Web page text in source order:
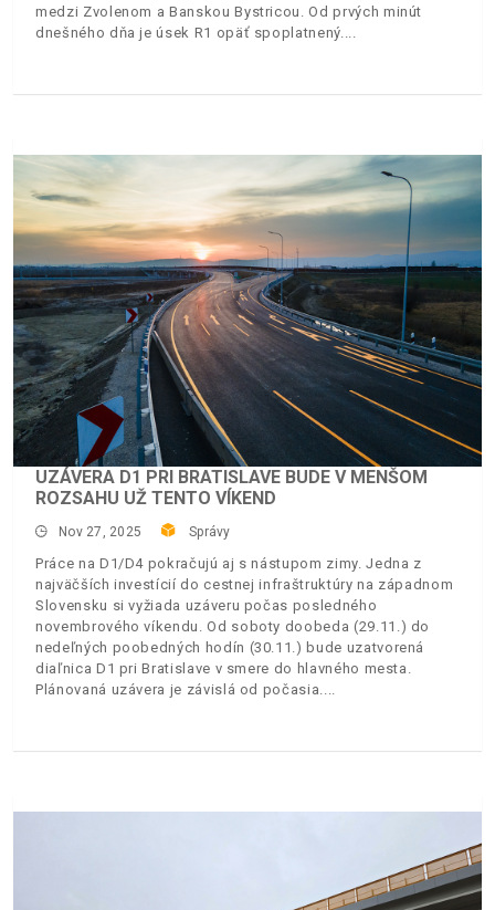
medzi Zvolenom a Banskou Bystricou. Od prvých minút
dnešného dňa je úsek R1 opäť spoplatnený.
UZÁVERA D1 PRI BRATISLAVE BUDE V MENŠOM
ROZSAHU UŽ TENTO VÍKEND
Nov 27, 2025 Správy
Práce na D1/D4 pokračujú aj s nástupom zimy. Jedna z
najväčších investícií do cestnej infraštruktúry na západnom
Slovensku si vyžiada uzáveru počas posledného
novembrového víkendu. Od soboty doobeda (29.11.) do
nedeľných poobedných hodín (30.11.) bude uzatvorená
diaľnica D1 pri Bratislave v smere do hlavného mesta.
Plánovaná uzávera je závislá od počasia.